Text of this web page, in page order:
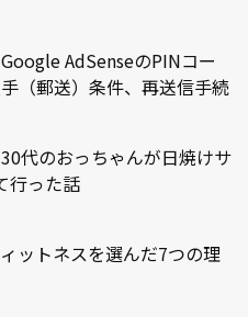
AdSenseのPINコー
（郵送）条件、再送信手続
30代のおっちゃんが日焼けサ
行った話
ットネスを選んだ7つの理